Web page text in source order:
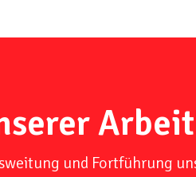
und Fortführung